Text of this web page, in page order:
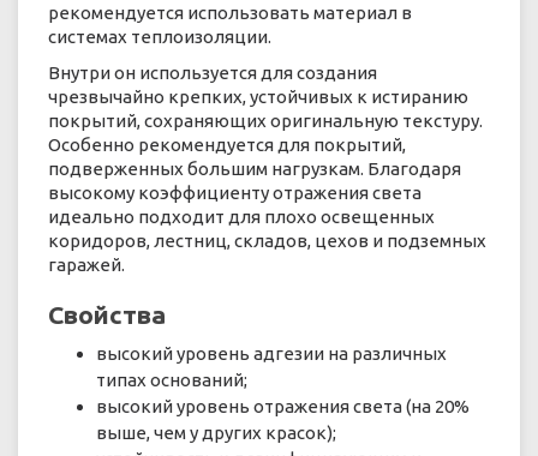
рекомендуется использовать материал в
системах теплоизоляции.
Внутри он используется для создания
чрезвычайно крепких, устойчивых к истиранию
покрытий, сохраняющих оригинальную текстуру.
Особенно рекомендуется для покрытий,
подверженных большим нагрузкам. Благодаря
высокому коэффициенту отражения света
идеально подходит для плохо освещенных
коридоров, лестниц, складов, цехов и подземных
гаражей.
Свойства
высокий уровень адгезии на различных
типах оснований;
высокий уровень отражения света (на 20%
выше, чем у других красок);